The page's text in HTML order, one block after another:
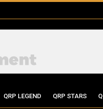
QRP LEGEND QRP STARS